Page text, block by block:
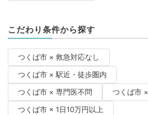
こだわり条件から探す
つくば市 × 救急対応なし
つくば市 × 駅近・徒歩圏内
つくば市 × 専門医不問
つくば市
つくば市 × 1日10万円以上